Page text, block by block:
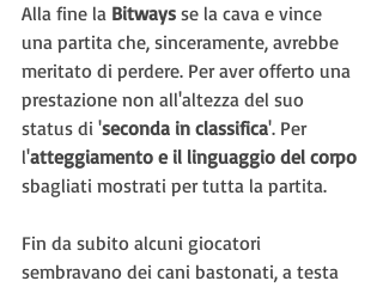
Alla fine la Bitways se la cava e vince
una partita che, sinceramente, avrebbe
meritato di perdere. Per aver offerto una
prestazione non all'altezza del suo
status di 'seconda in classifica'. Per
l'atteggiamento e il linguaggio del corpo
sbagliati mostrati per tutta la partita.
Fin da subito alcuni giocatori
sembravano dei cani bastonati, a testa